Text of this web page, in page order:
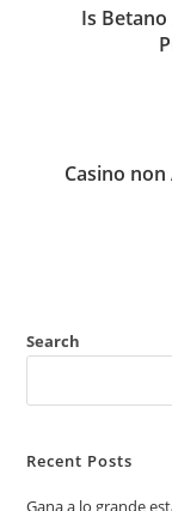
Is
Casino
Search
Recent Posts
Gana a lo grande